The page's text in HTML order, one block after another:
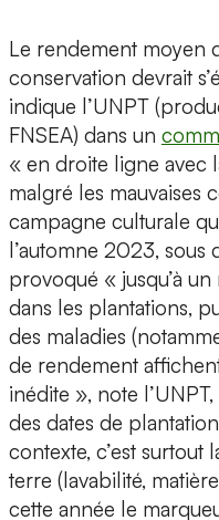
Le rendement moyen
conservation devrait
indique l’UNPT
FNSEA) dans un
« en droite ligne avec
malgré les mauvaises
campagne culturale
l’automne 2023, sous
provoqué « jusqu’à
dans les plantations,
des maladies
de rendement
inédite », note
des dates de
contexte, c’est surtout
terre (lavabilité,
cette année le